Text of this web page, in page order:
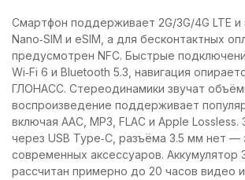
Смартфон поддерживает 2G/3G/4G LTE и
Nano‑SIM и eSIM, а для бесконтактных
предусмотрен NFC. Быстрые
Wi‑Fi 6 и Bluetooth 5.3, навигация
ГЛОНАСС. Стереодинамики звучат
воспроизведение поддерживает
включая AAC, MP3, FLAC и Apple Lossless.
через USB Type‑C, разъёма 3.5 мм нет —
современных аксессуаров. Аккумулятор
рассчитан примерно до 20 часов видео